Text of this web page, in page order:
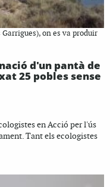
on es va produir
d'un pantà de
25 pobles sense
en Acció per l'ús
Tant els ecologistes